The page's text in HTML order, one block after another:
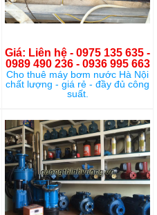
Giá: Liên hệ - 0975 135 635 -
0989 490 236 - 0936 995 663
Cho thuê máy bơm nước Hà Nội
chất lượng - giá rẻ - đầy đủ công
suất.